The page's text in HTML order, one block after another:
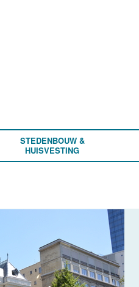
STEDENBOUW &
HUISVESTING